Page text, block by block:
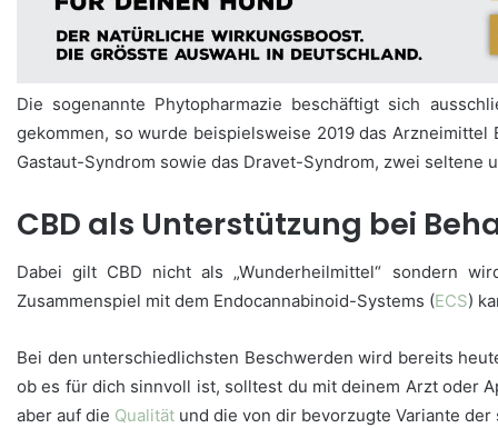
Die sogenannte Phytopharmazie beschäftigt sich
gekommen, so wurde beispielsweise 2019 das
Gastaut-Syndrom sowie das Dravet-Syndrom, zwei seltene
CBD als Unterstützung bei
Dabei gilt CBD nicht als „Wunderheilmittel“ sondern
Zusammenspiel mit dem Endocannabinoid-Systems (ECS)
Bei den unterschiedlichsten Beschwerden wird bereits
ob es für dich sinnvoll ist, solltest du mit deinem Arzt oder
aber auf die Qualität und die von dir bevorzugte Variante der